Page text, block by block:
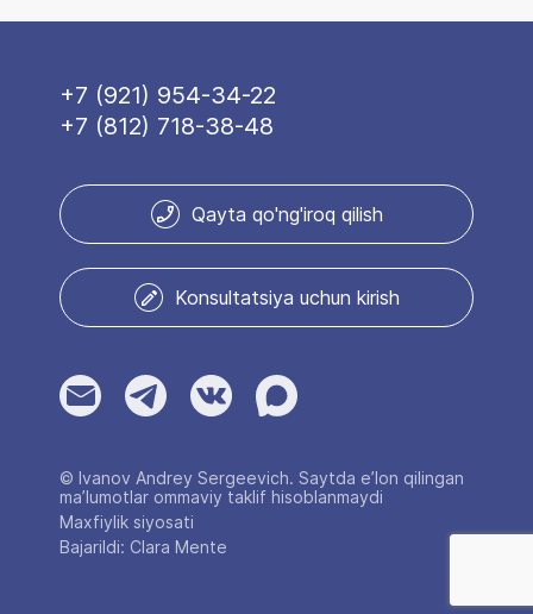
+7 (921) 954-34-22
+7 (812) 718-38-48
Qayta qo'ng'iroq qilish
Konsultatsiya uchun kirish
© Ivanov Andrey Sergeevich. Saytda e’lon qilingan
ma’lumotlar ommaviy taklif hisoblanmaydi
Maxfiylik siyosati
Bajarildi: Clara Mente